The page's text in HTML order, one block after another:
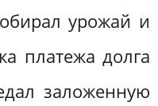
урожай и
платежа долга
заложенную